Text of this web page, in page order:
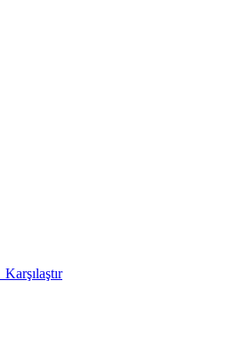
Karşılaştır